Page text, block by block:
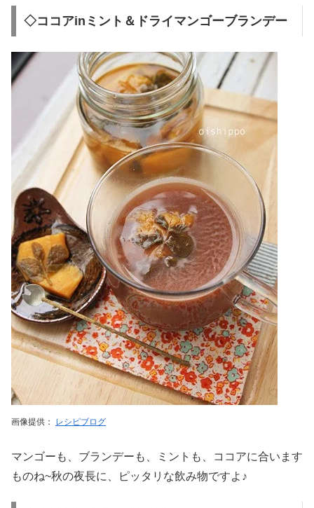
◇ココアinミント＆ドライマンゴーブランデー
画像提供： レシピブログ
マンゴーも、ブランデーも、ミントも、ココアに合います
ものね~秋の夜長に、ピッタリな飲み物ですよ♪